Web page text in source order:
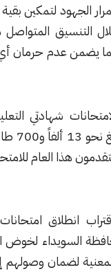
بقية ‏الطلاب من
المتواصل مع الجهات
عدم حرمان أي طالب من
التعليم الأساسي
‏والثانوية ‏العامة في محافظة السويداء يبلغ نحو 13 ألفاً و700 طالب ‏وطالبة،
هذا ‏العام للامتحانات العامة
امتحانات الشهادات
لخوض استحقاقهم
وصولهم إلى مراكزهم